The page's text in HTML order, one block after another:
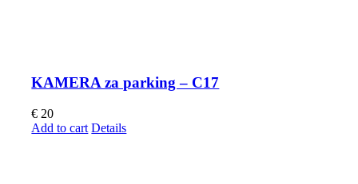
KAMERA za parking – C17
€ 20
Add to cart Details